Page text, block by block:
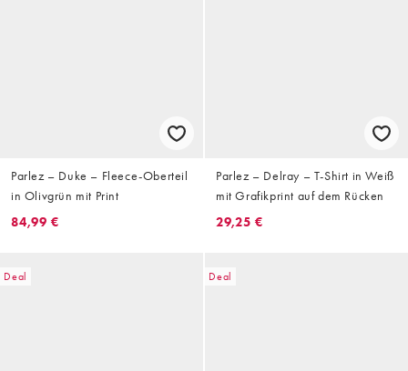
Parlez – Duke – Fleece-Oberteil
in Olivgrün mit Print
84,99 €
Parlez – Delray – T-Shirt in Weiß
mit Grafikprint auf dem Rücken
29,25 €
Deal Deal